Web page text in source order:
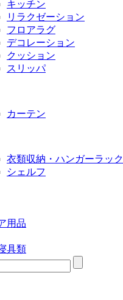
キッチン
リラクゼーション
フロアラグ
デコレーション
クッション
スリッパ
カーテン
衣類収納・ハンガーラック
シェルフ
用品
具類